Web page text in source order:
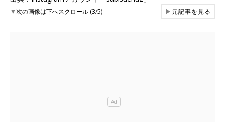
▼次の画像は下へスクロール (3/5) ▶元記事を見る